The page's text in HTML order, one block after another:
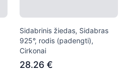
Sidabrinis žiedas, Sidabras
925°, rodis (padengti),
Cirkonai
28.26 €